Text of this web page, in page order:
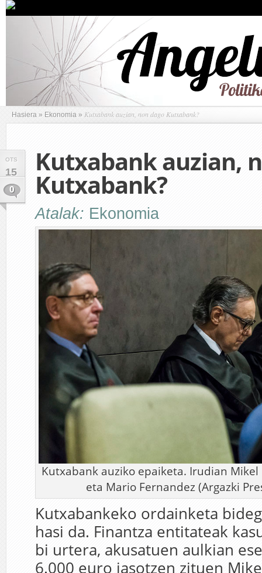
Hasiera » Ekonomia » Kutxabank auzian, non dago Kutxabank?
OTS
15
0
Kutxabank auzian,
Kutxabank?
Atalak: Ekonomia
Kutxabank auziko epaiketa. Irudian Mikel
eta Mario Fernandez (Argazki
Kutxabankeko ordainketa
hasi da. Finantza entitateak
bi urtera, akusatuen aulkian
6.000 euro jasotzen zituen